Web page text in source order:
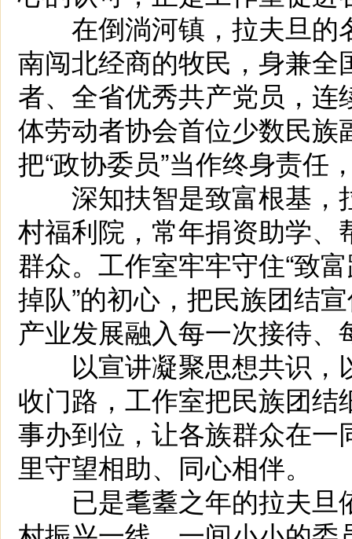
在倒淌河镇，拉夫旦的
南闯北经商的牧民，身兼
者、全省优秀共产党员，
体劳动者协会首位少数民
把“政协委员”当作终身责任
深知扶智是致富根基，
村福利院，常年捐资助学
群众。工作室牢牢守住“致
掉队”的初心，把民族团结
产业发展融入每一次接待、
以宣讲凝聚思想共识，
收门路，工作室把民族团
事办到位，让各族群众在
里守望相助、同心相伴。
已是耄耋之年的拉夫旦